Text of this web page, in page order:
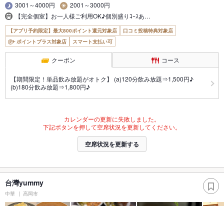
3001～4000円
2001～3000円
【完全個室】お一人様ご利用OK♪個別盛りｺｰｽあ…
【アプリ予約限定】最大800ポイント還元対象店
口コミ投稿特典対象店
ポイントプラス対象店
スマート支払い可
クーポン コース
【期間限定！単品飲み放題がオトク】 (a)120分飲み放題⇒1,500円♪
(b)180分飲み放題⇒1,800円♪
カレンダーの更新に失敗しました。
下記ボタンを押して空席状況を更新してください。
空席状況を更新する
台灣yummy
中華 高岡市